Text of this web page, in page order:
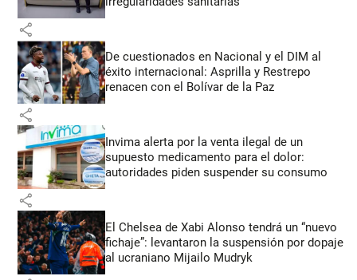
share
De cuestionados en Nacional y el DIM al
éxito internacional: Asprilla y Restrepo
renacen con el Bolívar de la Paz
share
Invima alerta por la venta ilegal de un
supuesto medicamento para el dolor:
autoridades piden suspender su consumo
share
El Chelsea de Xabi Alonso tendrá un “nuevo
fichaje”: levantaron la suspensión por dopaje
al ucraniano Mijailo Mudryk